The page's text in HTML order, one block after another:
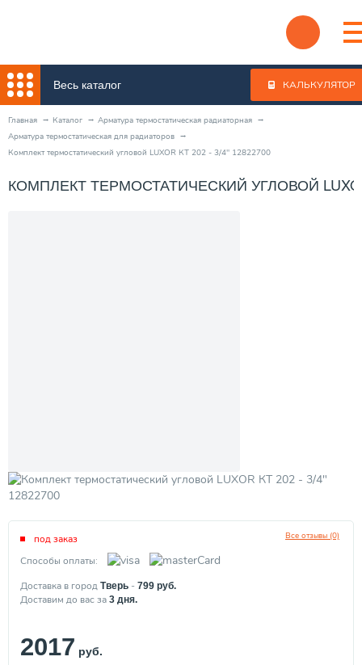
Весь каталог КАЛЬКУЛЯТОР
Главная Каталог
Арматура термостатическая радиаторная
Арматура термостатическая для радиаторов
Комплект термостатический угловой LUXOR КТ 202 - 3/4" 12822700
КОМПЛЕКТ ТЕРМОСТАТИЧЕСКИЙ УГЛОВОЙ
Все отзывы (0)
под заказ
Способы оплаты:
Доставка в город Тверь - 799 руб.
Доставим до вас за 3 дня.
2017 руб.